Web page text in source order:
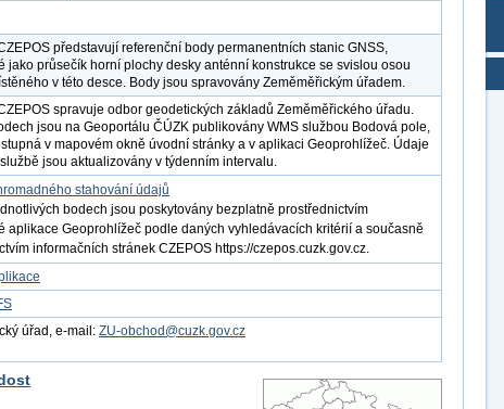
představují referenční body permanentních stanic GNSS,
jako průsečík horní plochy desky anténní konstrukce se svislou osou
v této desce. Body jsou spravovány Zeměměřickým úřadem.
spravuje odbor geodetických základů Zeměměřického úřadu.
jsou na Geoportálu ČÚZK publikovány WMS službou Bodová pole,
v mapovém okně úvodní stránky a v aplikaci Geoprohlížeč. Údaje
jsou aktualizovány v týdenním intervalu.
stahování údajů
bodech jsou poskytovány bezplatně prostřednictvím
aplikace Geoprohlížeč podle daných vyhledávacích kritérií a současně
informačních stránek CZEPOS https://czepos.cuzk.gov.cz.
úřad, e-mail: ZU-obchod@cuzk.gov.cz